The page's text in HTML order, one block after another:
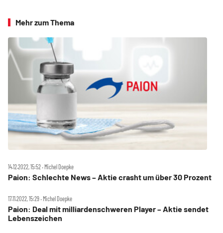
Mehr zum Thema
14.12.2022, 15:52 ‧ Michel Doepke
Paion: Schlechte News – Aktie crasht um über 30 Prozent
17.11.2022, 15:29 ‧ Michel Doepke
Paion: Deal mit milliardenschweren Player – Aktie sendet
Lebenszeichen